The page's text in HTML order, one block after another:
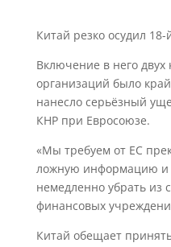
Китай резко осудил
Включение в него
организаций было
нанесло серьёзный
КНР при Евросоюзе.
«Мы требуем от ЕС
ложную информацию и
немедленно убрать из
финансовых
Китай обещает